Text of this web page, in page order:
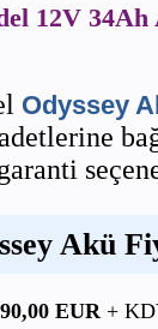
12V 34Ah
Odyssey
Akü
EUR +